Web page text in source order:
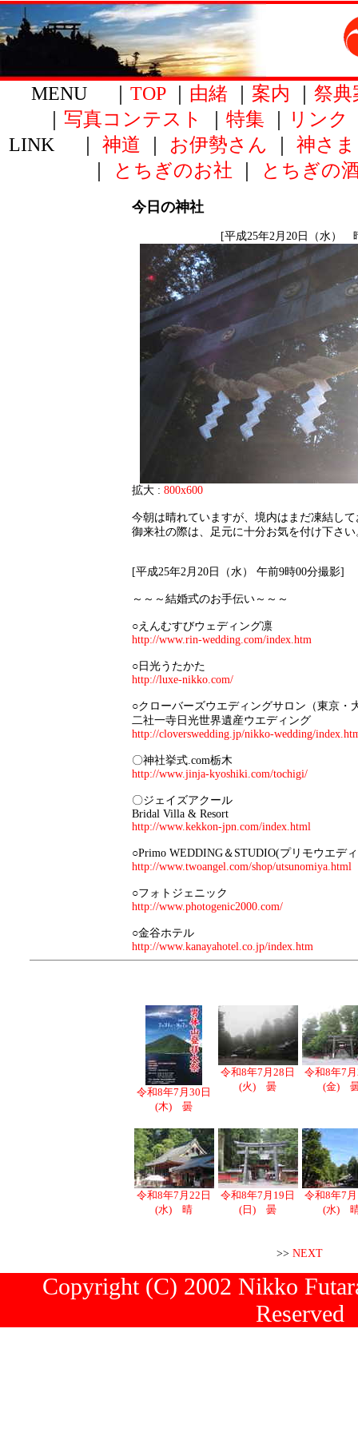
MENU ｜ TOP｜ 由緒 案内
祭典
写真コンテスト 特集 リンク
LINK ｜ 神道 お伊勢さん 神さま
とちぎのお社 とちぎの
今日の神社
[平成25年2月20日（水）
拡大 : 800x600
今朝は晴れていますが、境内はまだ凍結し
御来社の際は、足元に十分お気を付け下さい
[平成25年2月20日（水） 午前9時00分撮影]
～～～結婚式のお手伝い～～～
○えんむすびウェディング凛
http://www.rin-wedding.com/index.htm
○日光うたかた
http://luxe-nikko.com/
○クローバーズウエディングサロン（東京・
二社一寺日光世界遺産ウエディング
http://cloverswedding.jp/nikko-wedding/
〇神社挙式.com栃木
http://www.jinja-kyoshiki.com/tochigi/
〇ジェイズアクール
Bridal Villa & Resort
http://www.kekkon-jpn.com/index.html
○Primo WEDDING＆STUDIO(プリモウエデ
http://www.twoangel.com/shop/utsunomiya.html
○フォトジェニック
http://www.photogenic2000.com/
○金谷ホテル
http://www.kanayahotel.co.jp/index.htm
令和8年7月30日
(木) 曇
令和8年7月28日
(火) 曇
令和8年7
(金)
令和8年7月22日
(水) 晴
令和8年7月19日
(日) 曇
令和8年7
(水)
>> NEXT
Copyright (C) 2002 Nikko
Reserved